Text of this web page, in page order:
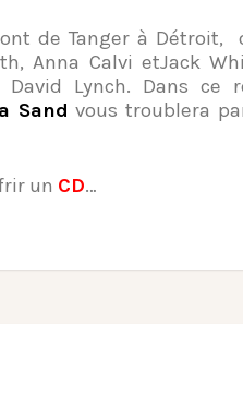
de Tanger à Détroit,
Anna Calvi etJack
Lynch. Dans ce
Sand vous troublera
un CD…